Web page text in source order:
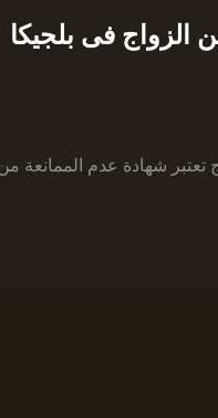
فى بلجيكا
شهادة عدم الممانعة